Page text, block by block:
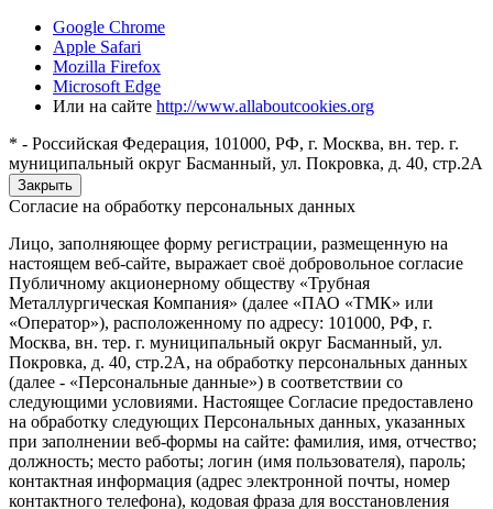
Google Chrome
Apple Safari
Mozilla Firefox
Microsoft Edge
Или на сайте http://www.allaboutcookies.org
* - Российская Федерация, 101000, РФ, г. Москва, вн. тер. г.
муниципальный округ Басманный, ул. Покровка, д. 40, стр.2А
Закрыть
Согласие на обработку персональных данных
Лицо, заполняющее форму регистрации, размещенную на
настоящем веб-сайте, выражает своё добровольное согласие
Публичному акционерному обществу «Трубная
Металлургическая Компания» (далее «ПАО «ТМК» или
«Оператор»), расположенному по адресу: 101000, РФ, г.
Москва, вн. тер. г. муниципальный округ Басманный, ул.
Покровка, д. 40, стр.2А, на обработку персональных данных
(далее - «Персональные данные») в соответствии со
следующими условиями. Настоящее Согласие предоставлено
на обработку следующих Персональных данных, указанных
при заполнении веб-формы на сайте: фамилия, имя, отчество;
должность; место работы; логин (имя пользователя), пароль;
контактная информация (адрес электронной почты, номер
контактного телефона), кодовая фраза для восстановления